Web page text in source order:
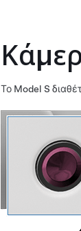
Το Model S